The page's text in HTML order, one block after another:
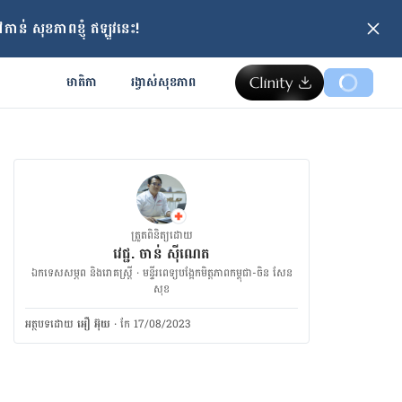
ន់ សុខភាពខ្ញុំ ឥឡូវនេះ!
មាតិកា រង្វាស់​សុខភាព
ត្រួតពិនិត្យដោយ
វេជ្ជ. ចាន់ ស៊ីណេត
ឯកទេសសម្ភព និងរោគស្ត្រី · ម​ន្ទីរពេទ្យបង្អែកមិត្តភាពកម្ពុជា-ចិន សែន
សុខ
អត្ថបទ​ដោយ អឿ អ៊ុយ ·កែ 17/08/2023